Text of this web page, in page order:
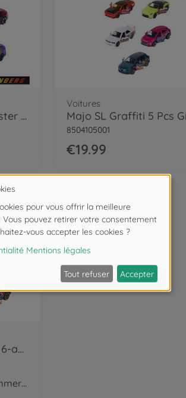
Majo Color Change Blister X1 6 Asst
Voitures
8504105001
€19.99
Graffiti Premium Cars, 6-asst.
disponible dans le commerce